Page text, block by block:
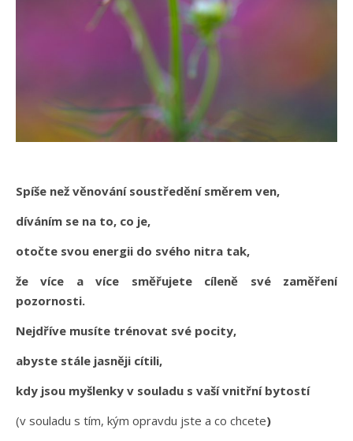
Spíše než věnování soustředění směrem ven,
díváním se na to, co je,
otočte svou energii do svého nitra tak,
že více a více směřujete cíleně své zaměření
pozornosti.
Nejdříve musíte trénovat své pocity,
abyste stále jasněji cítili,
kdy jsou myšlenky v souladu s vaší vnitřní bytostí
(v souladu s tím, kým opravdu jste a co chcete)